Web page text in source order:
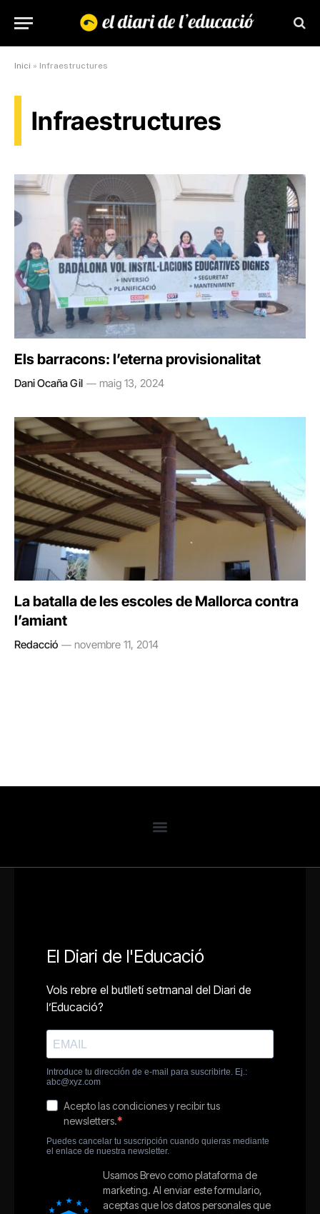
Inici » Infraestructures
Infraestructures
Els barracons: l’eterna provisionalitat
Dani Ocaña Gil maig 13, 2024
La batalla de les escoles de Mallorca contra
l’amiant
Redacció novembre 11, 2014